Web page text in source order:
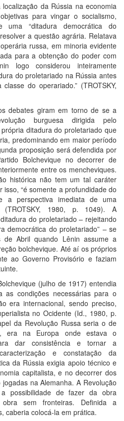
da Rússia na economia
para vingar o socialismo,
uma “ditadura democrática do
a questão agrária. Relatava
russa, em minoria evidente
para a obtenção do poder com
logo considerou inteiramente
do proletariado na Rússia antes
do operariado.” (TROTSKY,
debates giram em torno de se a
burguesa dirigida pelo
ditadura do proletariado que
predominando em maior período
proposição será defendida por
Bolchevique no decorrer de
entre os mencheviques.
histórica não tem um tal caráter
isso, “é somente a profundidade do
a perspectiva imediata de uma
(TROTSKY, 1980, p. 1049). A
do proletariado – rejeitando
democrática do proletariado” – se
Abril quando Lênin assume a
bolchevique. Até aí os próprios
ao Governo Provisório e faziam
(julho de 1917) entendia
as condições necessárias para o
era internacional, sendo preciso,
no Ocidente (Id., 1980, p.
da Revolução Russa seria o de
era na Europa onde estava o
dar consistência e tornar a
e constatação da
da Rússia exigia apoio técnico e
capitalista, e no decorrer dos
na Alemanha. A Revolução
possibilidade de fazer da obra
sem fronteiras. Definida a
caberia colocá-la em prática.